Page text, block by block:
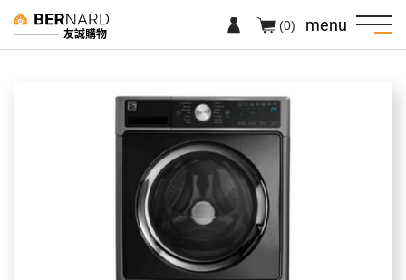
友誠購物 menu
(0)